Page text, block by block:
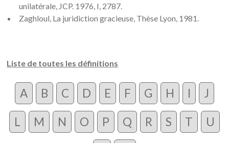
unilatérale, JCP. 1976, I, 2787.
Zaghloul, La juridiction gracieuse, Thèse Lyon, 1981.
Liste de toutes les définitions
A B C D E F G H I J
L M N O P Q R S T U